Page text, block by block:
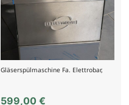
Gläserspülmaschine Fa. Elettrobar,
599,00€